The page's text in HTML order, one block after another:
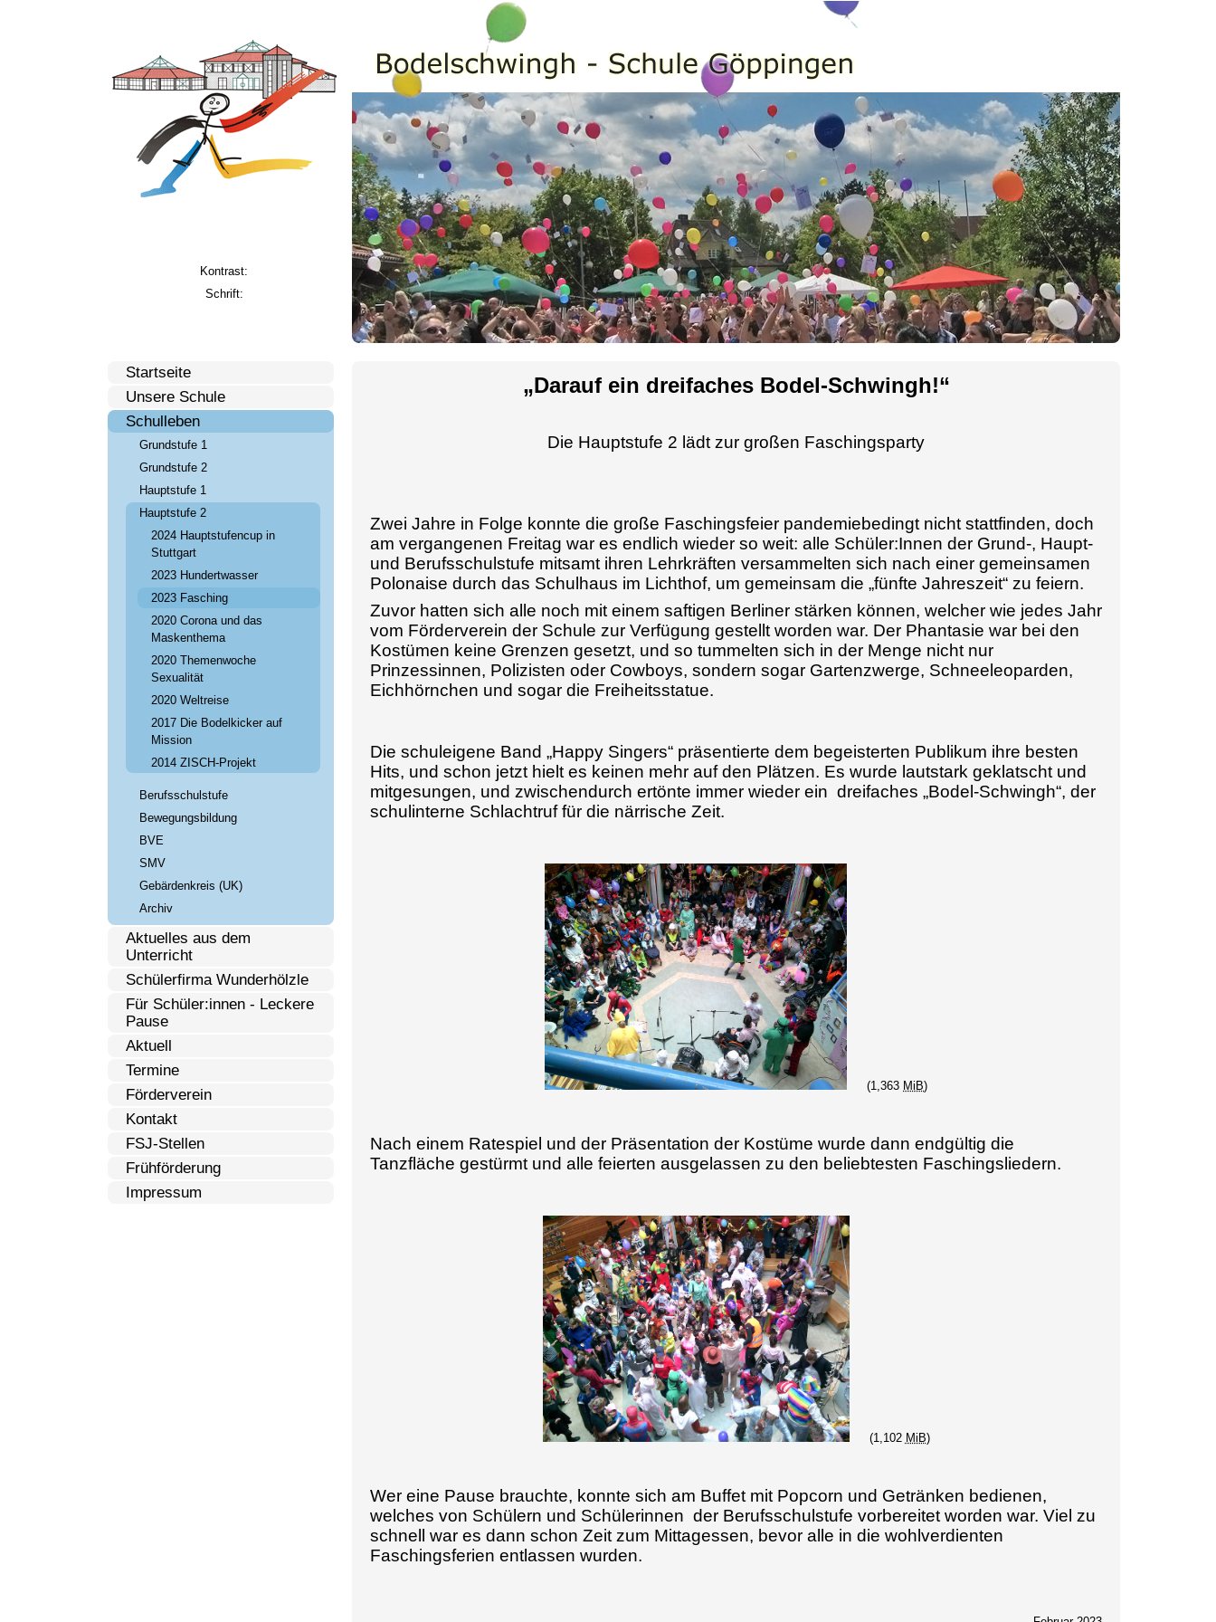
Kontrast:
Schrift:
Startseite
Unsere Schule
Schulleben
Grundstufe 1
Grundstufe 2
Hauptstufe 1
Hauptstufe 2
2024 Hauptstufencup in
Stuttgart
2023 Hundertwasser
2023 Fasching
2020 Corona und das
Maskenthema
2020 Themenwoche
Sexualität
2020 Weltreise
2017 Die Bodelkicker auf
Mission
2014 ZISCH-Projekt
Berufsschulstufe
Bewegungsbildung
BVE
SMV
Gebärdenkreis (UK)
Archiv
Aktuelles aus dem
Unterricht
Schülerfirma Wunderhölzle
Für Schüler:innen - Leckere
Pause
Aktuell
Termine
Förderverein
Kontakt
FSJ-Stellen
Frühförderung
Impressum
„Darauf ein dreifaches Bodel-Schwingh!“
Die Hauptstufe 2 lädt zur großen Faschingsparty
Zwei Jahre in Folge konnte die große Faschingsfeier pandemiebedingt nicht stattfinden, doch
am vergangenen Freitag war es endlich wieder so weit: alle Schüler:Innen der Grund-, Haupt-
und Berufsschulstufe mitsamt ihren Lehrkräften versammelten sich nach einer gemeinsamen
Polonaise durch das Schulhaus im Lichthof, um gemeinsam die „fünfte Jahreszeit“ zu feiern.
Zuvor hatten sich alle noch mit einem saftigen Berliner stärken können, welcher wie jedes Jahr
vom Förderverein der Schule zur Verfügung gestellt worden war. Der Phantasie war bei den
Kostümen keine Grenzen gesetzt, und so tummelten sich in der Menge nicht nur
Prinzessinnen, Polizisten oder Cowboys, sondern sogar Gartenzwerge, Schneeleoparden,
Eichhörnchen und sogar die Freiheitsstatue.
Die schuleigene Band „Happy Singers“ präsentierte dem begeisterten Publikum ihre besten
Hits, und schon jetzt hielt es keinen mehr auf den Plätzen. Es wurde lautstark geklatscht und
mitgesungen, und zwischendurch ertönte immer wieder ein dreifaches „Bodel-Schwingh“, der
schulinterne Schlachtruf für die närrische Zeit.
(1,363 MiB)
Nach einem Ratespiel und der Präsentation der Kostüme wurde dann endgültig die
Tanzfläche gestürmt und alle feierten ausgelassen zu den beliebtesten Faschingsliedern.
(1,102 MiB)
Wer eine Pause brauchte, konnte sich am Buffet mit Popcorn und Getränken bedienen,
welches von Schülern und Schülerinnen der Berufsschulstufe vorbereitet worden war. Viel zu
schnell war es dann schon Zeit zum Mittagessen, bevor alle in die wohlverdienten
Faschingsferien entlassen wurden.